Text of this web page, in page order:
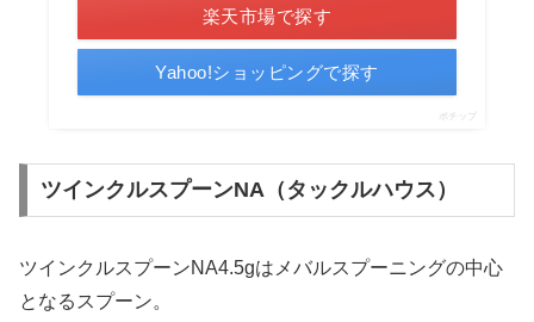
楽天市場で探す
Yahoo!ショッピングで探す
ポチップ
ツインクルスプーンNA（タックルハウス）
ツインクルスプーンNA4.5gはメバルスプーニングの中心
となるスプーン。